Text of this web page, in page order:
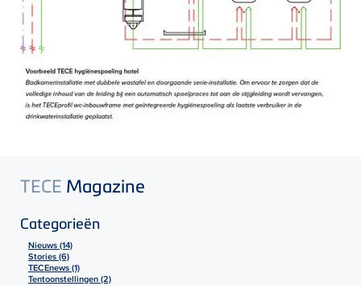
TECE Magazine
Categorieën
Nieuws (14)
Stories (6)
TECEnews (1)
Tentoonstellingen (2)